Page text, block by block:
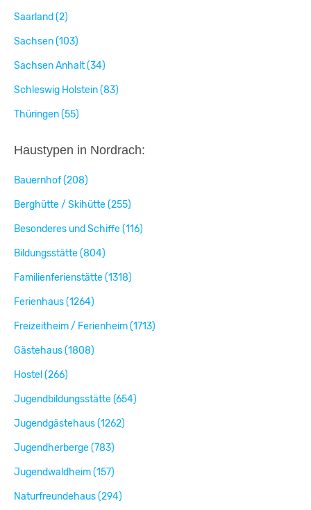
Saarland (2)
Sachsen (103)
Sachsen Anhalt (34)
Schleswig Holstein (83)
Thüringen (55)
Haustypen in Nordrach:
Bauernhof (208)
Berghütte / Skihütte (255)
Besonderes und Schiffe (116)
Bildungsstätte (804)
Familienferienstätte (1318)
Ferienhaus (1264)
Freizeitheim / Ferienheim (1713)
Gästehaus (1808)
Hostel (266)
Jugendbildungsstätte (654)
Jugendgästehaus (1262)
Jugendherberge (783)
Jugendwaldheim (157)
Naturfreundehaus (294)